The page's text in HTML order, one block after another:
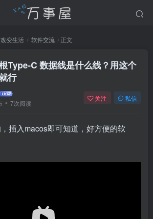
变生活 软件交流 正文
Type-C 数据线是什么线？用这个
行
7次阅读
关注 私信
插入macos即可知道，好方便的软